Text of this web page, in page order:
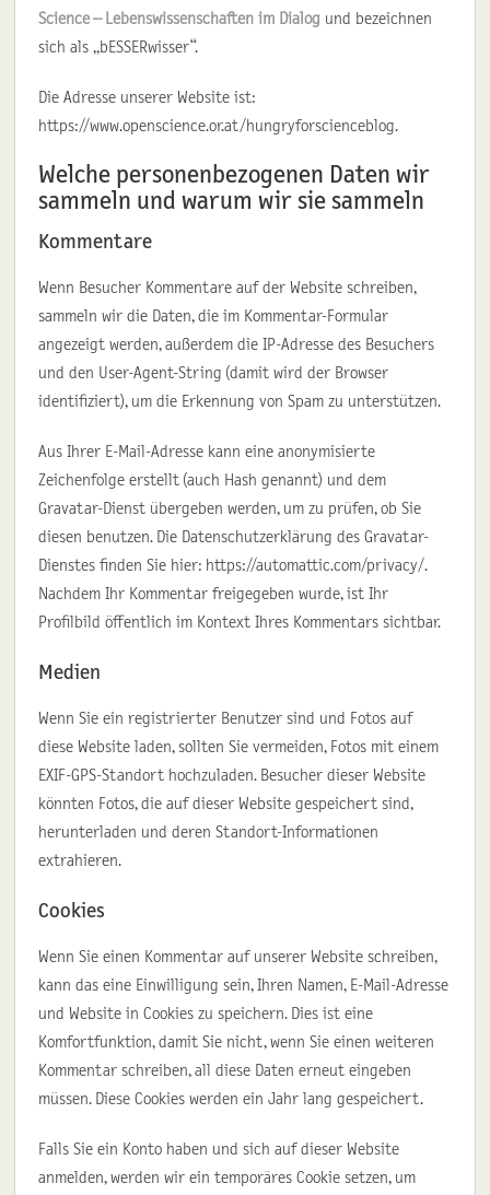
Science – Lebenswissenschaften im Dialog und bezeichnen
sich als „bESSERwisser“.
Die Adresse unserer Website ist:
https://www.openscience.or.at/hungryforscienceblog.
Welche personenbezogenen Daten wir
sammeln und warum wir sie sammeln
Kommentare
Wenn Besucher Kommentare auf der Website schreiben,
sammeln wir die Daten, die im Kommentar-Formular
angezeigt werden, außerdem die IP-Adresse des Besuchers
und den User-Agent-String (damit wird der Browser
identifiziert), um die Erkennung von Spam zu unterstützen.
Aus Ihrer E-Mail-Adresse kann eine anonymisierte
Zeichenfolge erstellt (auch Hash genannt) und dem
Gravatar-Dienst übergeben werden, um zu prüfen, ob Sie
diesen benutzen. Die Datenschutzerklärung des Gravatar-
Dienstes finden Sie hier: https://automattic.com/privacy/.
Nachdem Ihr Kommentar freigegeben wurde, ist Ihr
Profilbild öffentlich im Kontext Ihres Kommentars sichtbar.
Medien
Wenn Sie ein registrierter Benutzer sind und Fotos auf
diese Website laden, sollten Sie vermeiden, Fotos mit einem
EXIF-GPS-Standort hochzuladen. Besucher dieser Website
könnten Fotos, die auf dieser Website gespeichert sind,
herunterladen und deren Standort-Informationen
extrahieren.
Cookies
Wenn Sie einen Kommentar auf unserer Website schreiben,
kann das eine Einwilligung sein, Ihren Namen, E-Mail-Adresse
und Website in Cookies zu speichern. Dies ist eine
Komfortfunktion, damit Sie nicht, wenn Sie einen weiteren
Kommentar schreiben, all diese Daten erneut eingeben
müssen. Diese Cookies werden ein Jahr lang gespeichert.
Falls Sie ein Konto haben und sich auf dieser Website
anmelden, werden wir ein temporäres Cookie setzen, um